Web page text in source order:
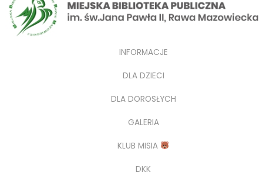
INFORMACJE
DLA DZIECI
DLA DOROSŁYCH
GALERIA
KLUB MISIA
DKK